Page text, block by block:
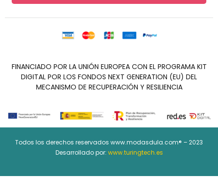
FINANCIADO POR LA UNIÓN EUROPEA CON EL PROGRAMA KIT
DIGITAL POR LOS FONDOS NEXT GENERATION (EU) DEL
MECANISMO DE RECUPERACIÓN Y RESILIENCIA
Todos los derechos reservados www.modasdula.com® – 2023
Desarrollado por: www.turingtech.es